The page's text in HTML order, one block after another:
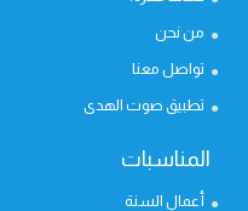
من نحن
تواصل معنا
تطبيق صوت الهدى
المناسبات
أعمال السنة